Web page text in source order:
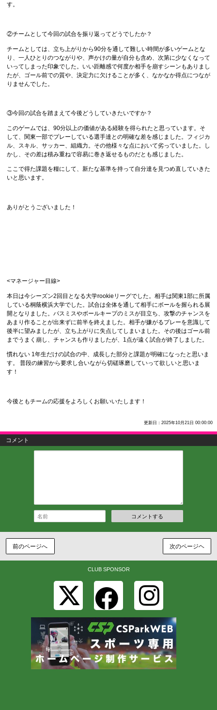
す。
②チームとして今回の試合を振り返ってどうでしたか？
チームとしては、立ち上がりから90分を通して難しい時間が多いゲームとな
り、一人ひとりのつながりや、声かけの量が自分も含め、次第に少なくなって
いってしまった印象でした。いい距離感で何度か相手を崩すシーンもありまし
たが、ゴール前での質や、決定力に欠けることが多く、なかなか得点につなが
りませんでした。
③今回の試合を踏まえて今後どうしていきたいですか？
このゲームでは、90分以上の価値がある経験を得られたと思っています。そ
して、関東一部でプレーしている選手達との明確な差を感じました。フィジカ
ル、スキル、サッカー、組織力。その他様々な点において劣っていました。し
かし、その差は積み重ねで容易に巻き返せるものだとも感じました。
ここで得た課題を糧にして、新たな基準を持って自分達を見つめ直していきた
いと思います。
ありがとうございました！
<マネージャー目線>
本日は今シーズン2回目となる大学rookieリーグでした。相手は関東1部に所属
している桐蔭横浜大学でした。試合は全体を通して相手にボールを握られる展
開となりました。パスミスやボールキープのミスが目立ち、攻撃のチャンスを
あまり作ることが出来ずに前半を終えました。相手が嫌がるプレーを意識して
後半に望みましたが、立ち上がりに失点してしまいました。その後はゴール前
までうまく崩し、チャンスも作りましたが、1点が遠く試合が終了しました。
慣れない 1年生だけの試合の中、成長した部分と課題が明確になったと思いま
す。 普段の練習から要求し合いながら切磋琢磨していって欲しいと思いま
す！
今後ともチームの応援をよろしくお願いいたします！
更新日：2025年10月21日 00:00:00
コメント
コメントする
前のページへ 次のページヘ
CLUB SPONSOR